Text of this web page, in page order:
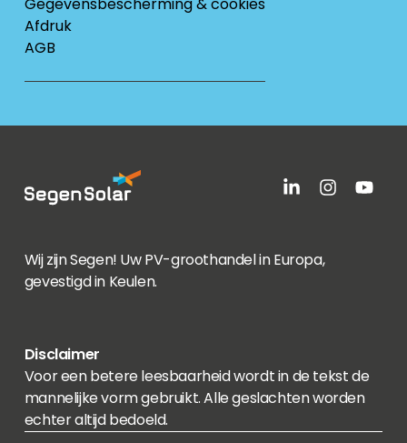
Afdruk
AGB
Wij zijn Segen! Uw PV-groothandel in Europa,
gevestigd in Keulen.
Disclaimer
Voor een betere leesbaarheid wordt in de tekst de
mannelijke vorm gebruikt. Alle geslachten worden
echter altijd bedoeld.